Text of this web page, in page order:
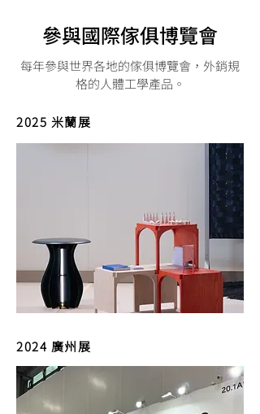
參與國際傢俱博覽會
每年參與世界各地的傢俱博覽會，外銷規
格的人體工學產品。
2025 米蘭展
2024 廣州展